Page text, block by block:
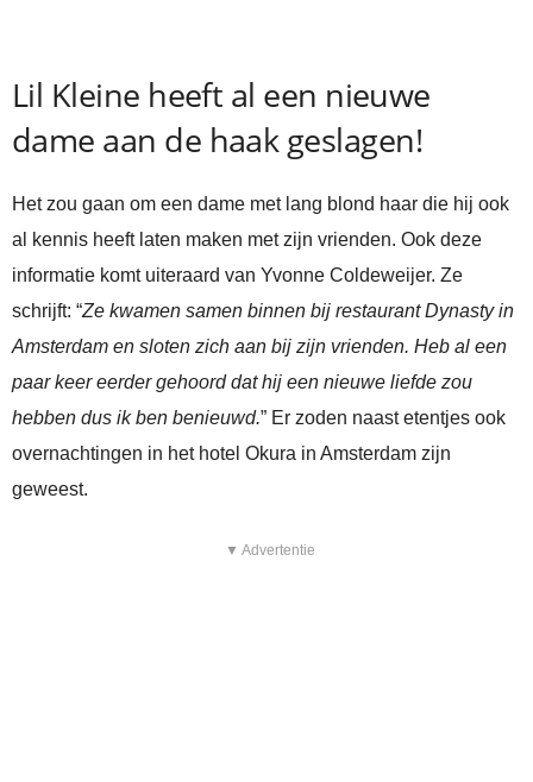
Lil Kleine heeft al een nieuwe
dame aan de haak geslagen!
Het zou gaan om een dame met lang blond haar die hij ook
al kennis heeft laten maken met zijn vrienden. Ook deze
informatie komt uiteraard van Yvonne Coldeweijer. Ze
schrijft: “Ze kwamen samen binnen bij restaurant Dynasty in
Amsterdam en sloten zich aan bij zijn vrienden. Heb al een
paar keer eerder gehoord dat hij een nieuwe liefde zou
hebben dus ik ben benieuwd.” Er zoden naast etentjes ook
overnachtingen in het hotel Okura in Amsterdam zijn
geweest.
▼ Advertentie